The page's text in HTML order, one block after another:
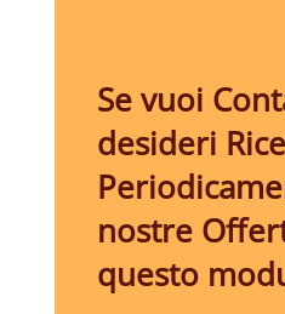
Se vuoi
desideri
nostre
questo